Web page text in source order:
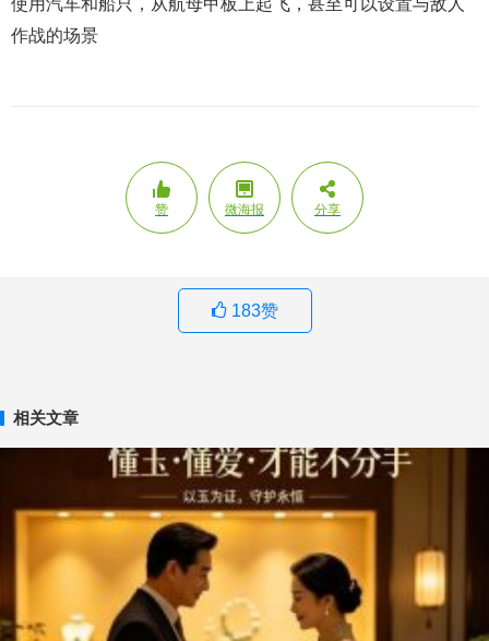
使用汽车和船只，从航母甲板上起飞，甚至可以设置与敌人
作战的场景
赞 微海报 分享
183赞
相关文章